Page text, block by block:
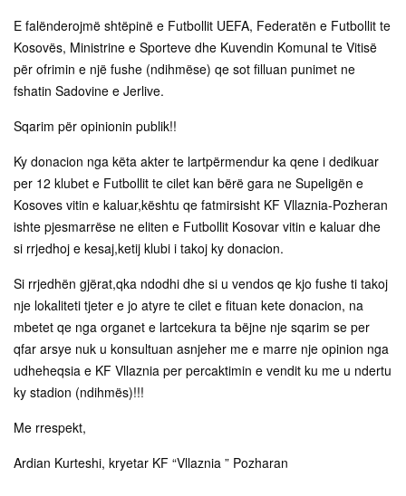
E falënderojmë shtëpinë e Futbollit UEFA, Federatën e Futbollit te
Kosovës, Ministrine e Sporteve dhe Kuvendin Komunal te Vitisë
për ofrimin e një fushe (ndihmëse) qe sot filluan punimet ne
fshatin Sadovine e Jerlive.
Sqarim për opinionin publik!!
Ky donacion nga këta akter te lartpërmendur ka qene i dedikuar
per 12 klubet e Futbollit te cilet kan bërë gara ne Supeligën e
Kosoves vitin e kaluar,kështu qe fatmirsisht KF Vllaznia-Pozheran
ishte pjesmarrëse ne eliten e Futbollit Kosovar vitin e kaluar dhe
si rrjedhoj e kesaj,ketij klubi i takoj ky donacion.
Si rrjedhën gjërat,qka ndodhi dhe si u vendos qe kjo fushe ti takoj
nje lokaliteti tjeter e jo atyre te cilet e fituan kete donacion, na
mbetet qe nga organet e lartcekura ta bëjne nje sqarim se per
qfar arsye nuk u konsultuan asnjeher me e marre nje opinion nga
udheheqsia e KF Vllaznia per percaktimin e vendit ku me u ndertu
ky stadion (ndihmës)!!!
Me rrespekt,
Ardian Kurteshi, kryetar KF “Vllaznia ” Pozharan